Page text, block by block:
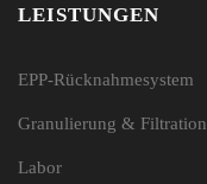
LEISTUNGEN
EPP-Rücknahmesystem
Granulierung & Filtration
Labor